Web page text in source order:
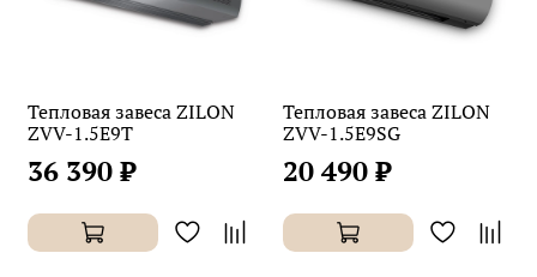
Тепловая завеса ZILON
ZVV-1.5E9T
36 390 ₽
Тепловая завеса ZILON
ZVV-1.5E9SG
20 490 ₽